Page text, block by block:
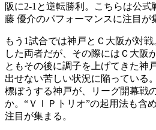
阪に2-1と逆転勝利。こちらは公
藤 優介のパフォーマンスに注目が
もう1試合では神戸とＣ大阪が対
した両者だが、その際にはＣ大阪
ともその後に調子を上げてきた神
出せない苦しい状況に陥っている
標ぼうする神戸が、リーグ開幕戦
か。“ＶＩＰトリオ”の起用法も含
注目が集まる。